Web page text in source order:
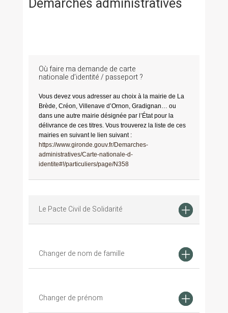
Démarches administratives
Où faire ma demande de carte
nationale d’identité / passeport ?
Vous devez vous adresser au choix à la mairie de La
Brède, Créon, Villenave d’Ornon, Gradignan… ou
dans une autre mairie désignée par l’État pour la
délivrance de ces titres. Vous trouverez la liste de ces
mairies en suivant le lien suivant :
https://www.gironde.gouv.fr/Demarches-
administratives/Carte-nationale-d-
identite#!/particuliers/page/N358
Le Pacte Civil de Solidarité
Changer de nom de famille
Changer de prénom